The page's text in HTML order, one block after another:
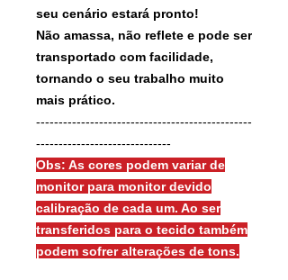
seu cenário estará pronto!
Não amassa, não reflete e pode ser
transportado com facilidade,
tornando o seu trabalho muito
mais prático.
------------------------------------------------
------------------------------
Obs: As cores podem variar de
monitor para monitor devido
calibração de cada um. Ao ser
transferidos para o tecido também
podem sofrer alterações de tons.